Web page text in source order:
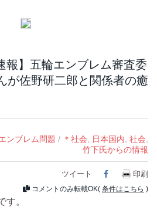
報】五輪エンブレム審査委
が佐野研二郎と関係者の癒
ンブレム問題 / ＊社会 日本国内 社会
竹下氏からの情報
ツイート Facebook
印刷
コメントのみ転載OK( 条件はこちら )
す。